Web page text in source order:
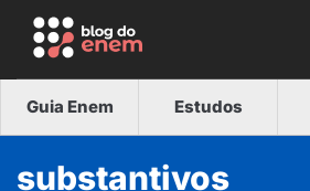
Guia Enem Estudos
substantivos